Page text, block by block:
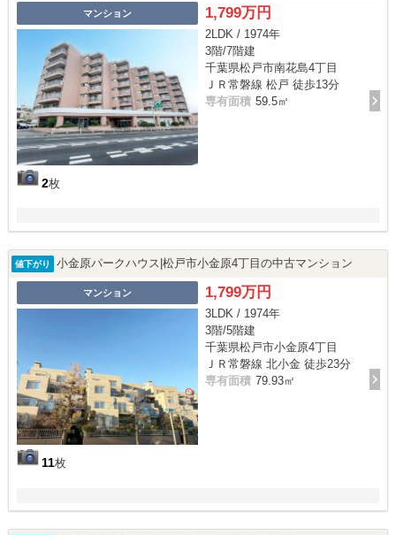
マンション
2枚
1,799万円
2LDK / 1974年
3階/7階建
千葉県松戸市南花島4丁目
ＪＲ常磐線 松戸 徒歩13分
専有面積 59.5㎡
値下がり 小金原パークハウス|松戸市小金原4丁目の中古マンション
マンション
11枚
1,799万円
3LDK / 1974年
3階/5階建
千葉県松戸市小金原4丁目
ＪＲ常磐線 北小金 徒歩23分
専有面積 79.93㎡